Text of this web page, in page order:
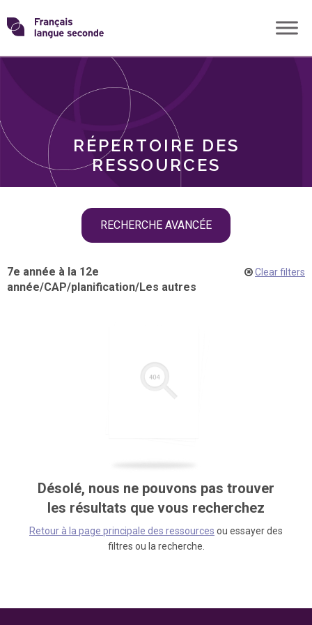
Skip
toTransformons
langue
RÉPERTOIRE DES
RESSOURCES
RECHERCHE AVANCÉE
THÈMES
7e année à la 12e
année/CAP/planification/Les autres
Clear filters
Désolé, nous ne pouvons pas trouver
les résultats que vous recherchez
Retour à la page principale des ressources ou essayer des
filtres ou la recherche.